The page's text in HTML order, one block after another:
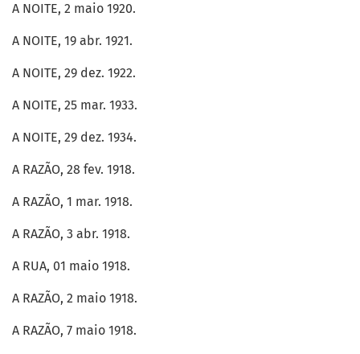
A NOITE, 2 maio 1920.
A NOITE, 19 abr. 1921.
A NOITE, 29 dez. 1922.
A NOITE, 25 mar. 1933.
A NOITE, 29 dez. 1934.
A RAZÃO, 28 fev. 1918.
A RAZÃO, 1 mar. 1918.
A RAZÃO, 3 abr. 1918.
A RUA, 01 maio 1918.
A RAZÃO, 2 maio 1918.
A RAZÃO, 7 maio 1918.